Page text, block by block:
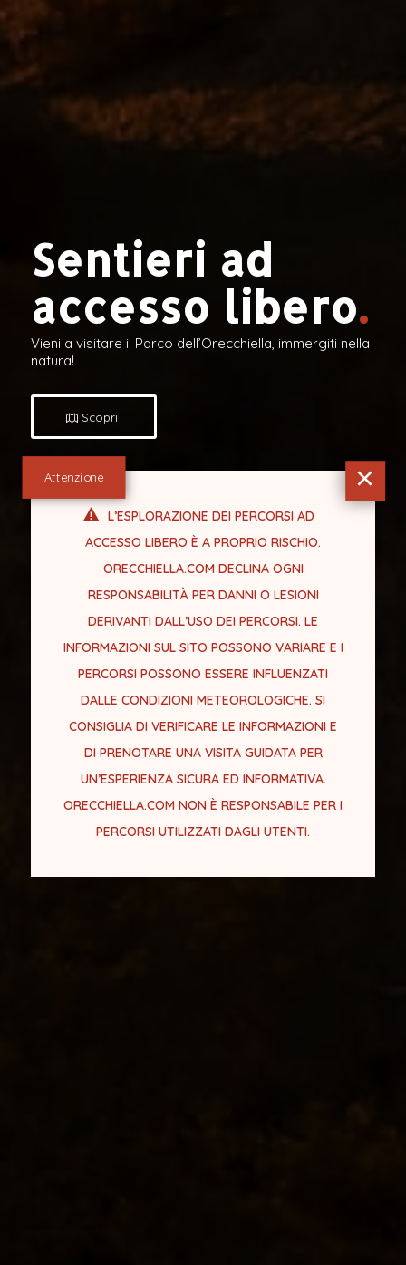
Sentieri ad
accesso libero.
Vieni a visitare il Parco dell’Orecchiella, immergiti nella
natura!
Scopri
Attenzione
L’ESPLORAZIONE DEI PERCORSI AD
ACCESSO LIBERO È A PROPRIO RISCHIO.
ORECCHIELLA.COM DECLINA OGNI
RESPONSABILITÀ PER DANNI O LESIONI
DERIVANTI DALL’USO DEI PERCORSI. LE
INFORMAZIONI SUL SITO POSSONO VARIARE E I
PERCORSI POSSONO ESSERE INFLUENZATI
DALLE CONDIZIONI METEOROLOGICHE. SI
CONSIGLIA DI VERIFICARE LE INFORMAZIONI E
DI PRENOTARE UNA VISITA GUIDATA PER
UN’ESPERIENZA SICURA ED INFORMATIVA.
ORECCHIELLA.COM NON È RESPONSABILE PER I
PERCORSI UTILIZZATI DAGLI UTENTI.
×